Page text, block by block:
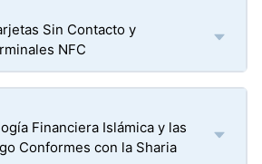
Sin Contacto y
NFC
Financiera Islámica y las
Conformes con la Sharia